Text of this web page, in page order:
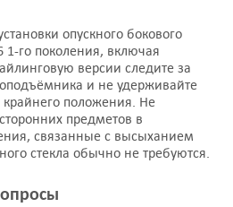
Подробнее
Боковое стекло
2034LGNS4FDW
Benson
опускного бокового
1-го поколения, включая
версии следите за
и не удерживайте
крайнего положения. Не
предметов в
связанные с высыханием
стекла обычно не требуются.